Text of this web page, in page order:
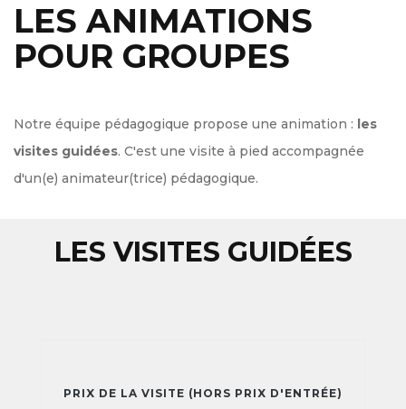
LES ANIMATIONS
POUR GROUPES
Notre équipe pédagogique propose une animation : les
visites guidées. C'est une visite à pied accompagnée
d'un(e) animateur(trice) pédagogique.
LES VISITES GUIDÉES
PRIX DE LA VISITE (HORS PRIX D'ENTRÉE)